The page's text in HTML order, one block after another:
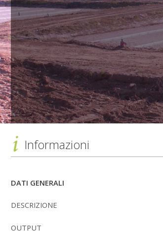
Informazioni
DATI GENERALI
DESCRIZIONE
OUTPUT